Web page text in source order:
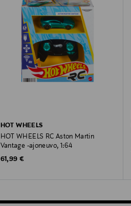
HOT WHEELS
HOT WHEELS RC Aston Martin
Vantage -ajoneuvo, 1:64
Original Price
61,99 €